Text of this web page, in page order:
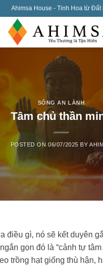
Ahimsa House - Tinh Hoa từ Đất
SỐNG AN LÀNH
Tâm chủ thần
POSTED ON06/07/2025 BY
điều gì, nó sẽ kết duyên
gọn đó là “cảnh tự tâm
trồng hạt giống thù hận,